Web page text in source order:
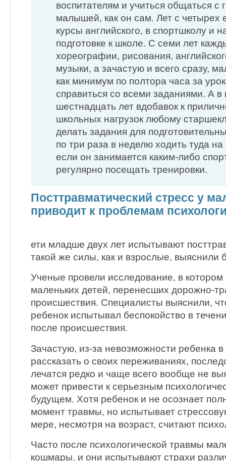
воспитателям и учиться общаться с
малышей, как он сам. Лет с четырех
курсы английского, в спортшколу и
подготовке к школе. С семи лет
хореографии, рисования,
музыки, а зачастую и всего сразу,
как минимум по полтора часа за
справиться со всеми заданиями. А в
шестнадцать лет вдобавок к
школьных нагрузок любому
делать задания для
по три раза в неделю ходить туда на
если он занимается каким-либо
регулярно посещать тренировки.
Посттравматический стресс у
приводит к проблемам
ети младше двух лет испытывают
такой же силы, как и взрослые, выяснили
Ученые провели исследование, в котором
маленьких детей, перенесших дорожно-
происшествия. Специалисты выяснили,
ребенок испытывал беспокойство в
после происшествия.
Зачастую, из-за невозможности ребенка в
рассказать о своих переживаниях,
лечатся редко и чаще всего вообще не
может привести к серьезным
будущем. Хотя ребенок и не осознает
момент травмы, но испытывает
мере, несмотря на возраст, считают
Часто после психологической травмы
кошмары, и они испытывают страхи